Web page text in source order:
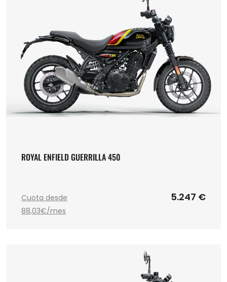
ROYAL ENFIELD GUERRILLA 450
Cuota desde
88,03€/mes
5.247 €